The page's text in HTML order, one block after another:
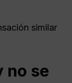
similar
no se